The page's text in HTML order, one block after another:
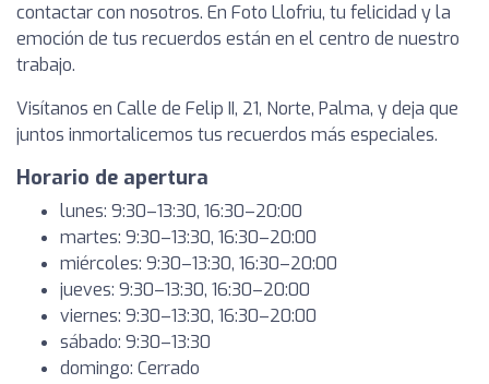
contactar con nosotros. En Foto Llofriu, tu felicidad y la
emoción de tus recuerdos están en el centro de nuestro
trabajo.
Visítanos en Calle de Felip II, 21, Norte, Palma, y deja que
juntos inmortalicemos tus recuerdos más especiales.
Horario de apertura
lunes: 9:30–13:30, 16:30–20:00
martes: 9:30–13:30, 16:30–20:00
miércoles: 9:30–13:30, 16:30–20:00
jueves: 9:30–13:30, 16:30–20:00
viernes: 9:30–13:30, 16:30–20:00
sábado: 9:30–13:30
domingo: Cerrado